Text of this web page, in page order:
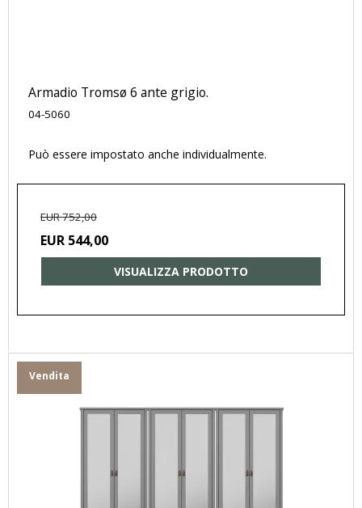
Armadio Tromsø 6 ante grigio.
04-5060
Può essere impostato anche individualmente.
EUR 752,00
EUR 544,00
VISUALIZZA PRODOTTO
Vendita